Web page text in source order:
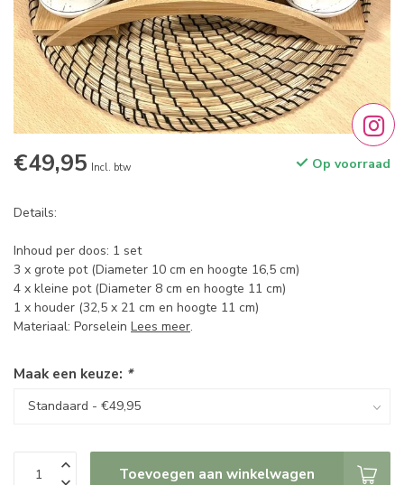
€49,95 Incl. btw Op voorraad
Details:
Inhoud per doos: 1 set
3 x grote pot (Diameter 10 cm en hoogte 16,5 cm)
4 x kleine pot (Diameter 8 cm en hoogte 11 cm)
1 x houder (32,5 x 21 cm en hoogte 11 cm)
Materiaal: Porselein Lees meer.
Maak een keuze: *
Toevoegen aan winkelwagen